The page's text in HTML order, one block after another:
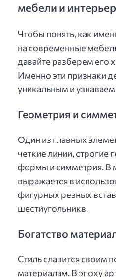
мебели и
Чтобы понять, как
на современные
давайте разберем его
Именно эти признаки
уникальным и
Геометрия и
Один из главных
четкие линии, строгие
формы и симметрия. В
выражается в
фигурных резных
шестиугольникв.
Богатство
Стиль славится своим
материалам. В эпоху